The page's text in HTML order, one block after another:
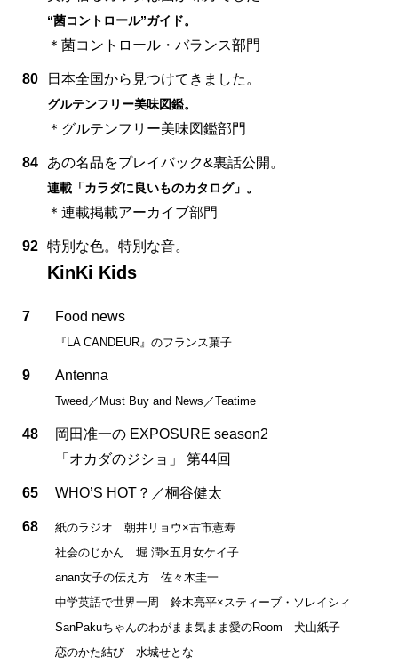
“菌コントロール”ガイド。
＊菌コントロール・バランス部門
80 日本全国から見つけてきました。
グルテンフリー美味図鑑。
＊グルテンフリー美味図鑑部門
84 あの名品をプレイバック&裏話公開。
連載「カラダに良いものカタログ」。
＊連載掲載アーカイブ部門
92 特別な色。特別な音。
KinKi Kids
7 Food news
『LA CANDEUR』のフランス菓子
9 Antenna
Tweed／Must Buy and News／Teatime
48
岡田准一の EXPOSURE season2
「オカダのジショ」 第44回
65 WHO’S HOT？／桐谷健太
68
紙のラジオ 朝井リョウ×古市憲寿
社会のじかん 堀 潤×五月女ケイ子
anan女子の伝え方 佐々木圭一
中学英語で世界一周 鈴木亮平×スティーブ・ソレイシィ
SanPakuちゃんのわがまま気まま愛のRoom 犬山紙子
恋のかた結び 水城せとな